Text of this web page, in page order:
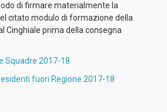
di firmare materialmente la
citato modulo di formazione della
Cinghiale prima della consegna
Squadre 2017-18
fuori Regione 2017-18